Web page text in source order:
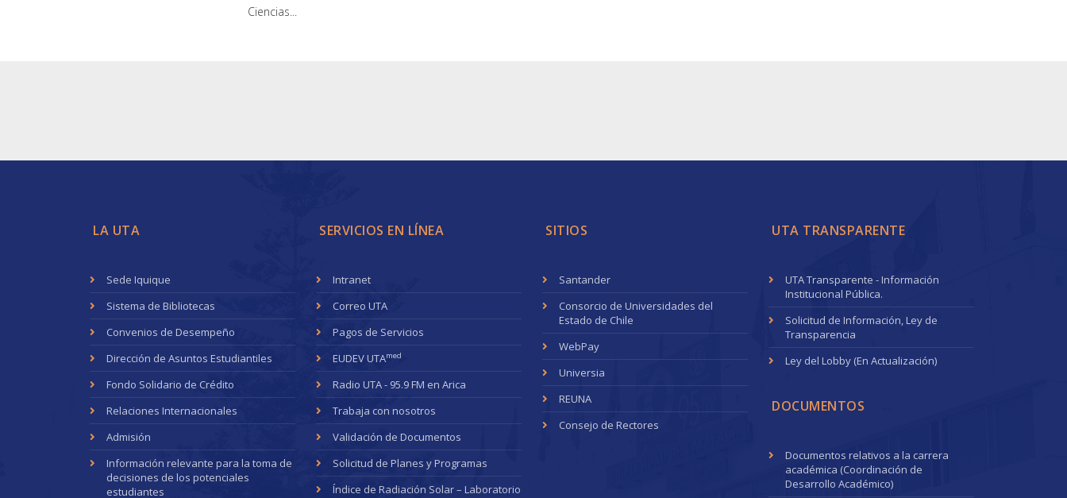
Ciencias...
LA UTA
Sede Iquique
Sistema de Bibliotecas
Convenios de Desempeño
Dirección de Asuntos Estudiantiles
Fondo Solidario de Crédito
Relaciones Internacionales
Admisión
Información relevante para la toma de
decisiones de los potenciales
estudiantes
SERVICIOS EN LÍNEA
Intranet
Correo UTA
Pagos de Servicios
EUDEV UTAmed
Radio UTA - 95.9 FM en Arica
Trabaja con nosotros
Validación de Documentos
Solicitud de Planes y Programas
Índice de Radiación Solar – Laboratorio
SITIOS
Santander
Consorcio de Universidades del
Estado de Chile
WebPay
Universia
REUNA
Consejo de Rectores
UTA TRANSPARENTE
UTA Transparente - Información
Institucional Pública.
Solicitud de Información, Ley de
Transparencia
Ley del Lobby (En Actualización)
DOCUMENTOS
Documentos relativos a la carrera
académica (Coordinación de
Desarrollo Académico)